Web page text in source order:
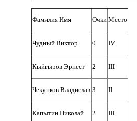
Фамилия Имя Очки Место
Чудный Виктор 0 IV
Кыйгыров Эрнест 2 III
Чекунков Владислав 3 II
Капытин Николай 2 III